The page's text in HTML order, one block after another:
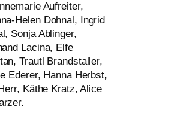
Aufreiter,
Helen Dohnal, Ingrid
Sonja Ablinger,
Lacina, Elfe
Trautl Brandstaller,
Ederer, Hanna Herbst,
Käthe Kratz, Alice